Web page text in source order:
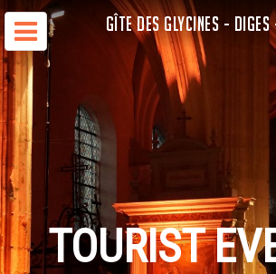
GÎTE DES GLYCINES -
TOURIST